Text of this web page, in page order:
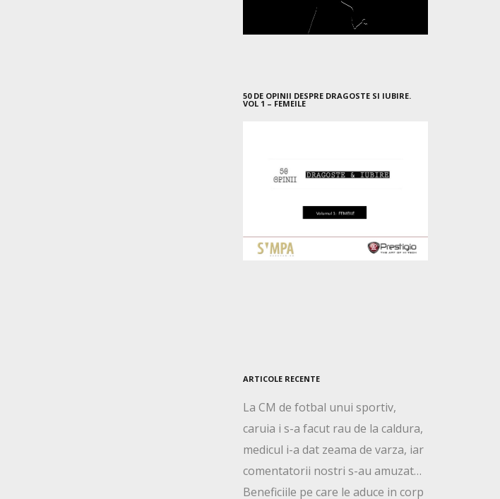
50 DE OPINII DESPRE DRAGOSTE SI IUBIRE.
VOL 1 – FEMEILE
ARTICOLE RECENTE
La CM de fotbal unui sportiv,
caruia i s-a facut rau de la caldura,
medicul i-a dat zeama de varza, iar
comentatorii nostri s-au amuzat…
Beneficiile pe care le aduce in corp